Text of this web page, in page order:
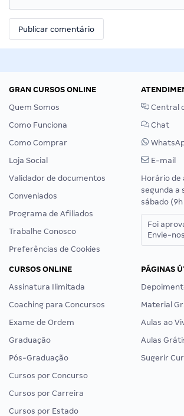
GRAN CURSOS ONLINE
Quem Somos
Como Funciona
Como Comprar
Loja Social
Validador de documentos
Conveniados
Programa de Afiliados
Trabalhe Conosco
Preferências de Cookies
Central
Chat
E-mail
Horário
segunda a
sábado
Foi
Envie-
CURSOS ONLINE
Assinatura Ilimitada
Coaching para Concursos
Exame de Ordem
Graduação
Pós-Graduação
Cursos por Concurso
Cursos por Carreira
Cursos por Estado
PÁGINAS
Material
Aulas ao
Aulas
Sugerir